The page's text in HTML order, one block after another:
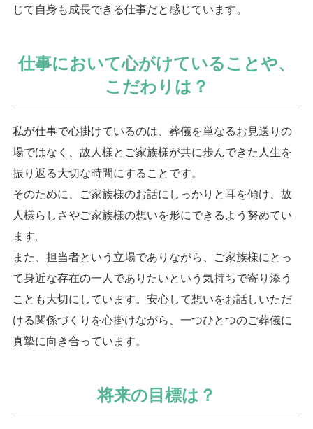
じて自身も成長できる仕事だと感じています。
仕事において心がけていることや、
こだわりは？
私が仕事で心掛けているのは、葬儀を単なるお見送りの
場ではなく、故人様とご家族様が共に歩んできた人生を
振り返る大切な時間にすることです。
そのために、ご家族様のお話にしっかりと耳を傾け、故
人様らしさやご家族様の想いを形にできるよう努めてい
ます。
また、担当者という立場でありながら、ご家族様にとっ
て身近な存在の一人でありたいという気持ちで寄り添う
ことも大切にしています。安心して想いをお話しいただ
ける関係づくりを心掛けながら、一つひとつのご葬儀に
真摯に向き合っています。
将来の目標は？